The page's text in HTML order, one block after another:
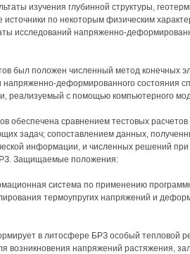
изучения глубинной структуры,
по некоторым физическим
исследований напряженно-
был положен численный метод конечных
напряженно-деформированного состояния
реализуемый с помощью компьютерного
обеспечена сравнением тестовых
задач; сопоставлением данных,
информации, и численных решений
Защищаемые положения:
система по применению
термоупругих напряжений и
в литосфере БРЗ особый тепловой
возникновения напряжений растяжения,